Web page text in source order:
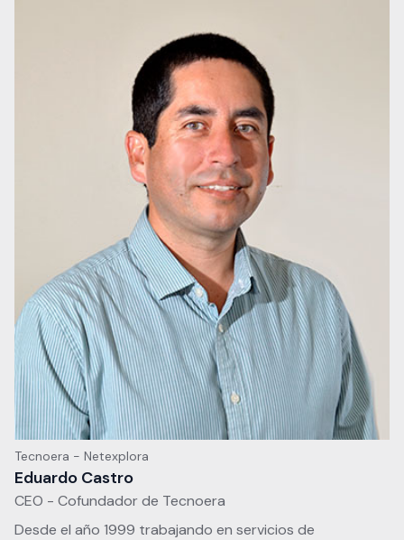
Tecnoera - Netexplora
Eduardo Castro
CEO - Cofundador de Tecnoera
Desde el año 1999 trabajando en servicios de